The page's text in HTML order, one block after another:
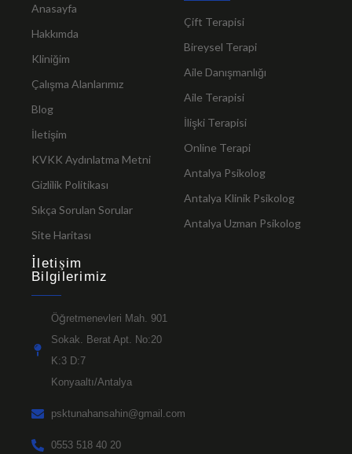
Anasayfa
Hakkımda
Kliniğim
Çalışma Alanlarımız
Blog
İletişim
KVKK Aydınlatma Metni
Gizlilik Politikası
Sıkça Sorulan Sorular
Site Haritası
Çift Terapisi
Bireysel Terapi
Aile Danışmanlığı
Aile Terapisi
İlişki Terapisi
Online Terapi
Antalya Psikolog
Antalya Klinik Psikolog
Antalya Uzman Psikolog
İletişim
Bilgilerimiz
Öğretmenevleri Mah. 901
Sokak. Berat Apt. No:20
K:3 D:7
Konyaaltı/Antalya
psktunahansahin@gmail.com
0553 518 40 20